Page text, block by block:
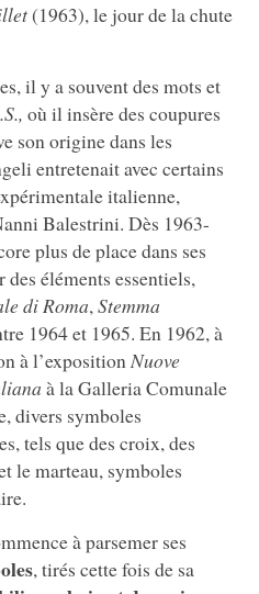
(1963), le jour de la chute
il y a souvent des mots et
où il insère des coupures
son origine dans les
entretenait avec certains
italienne,
Balestrini. Dès 1963-
plus de place dans ses
des éléments essentiels,
di Roma,Stemma
1964 et 1965. En 1962, à
à l’expositionNuove
à la Galleria Comunale
divers symboles
tels que des croix, des
le marteau, symboles
à parsemer ses
, tirés cette fois de sa